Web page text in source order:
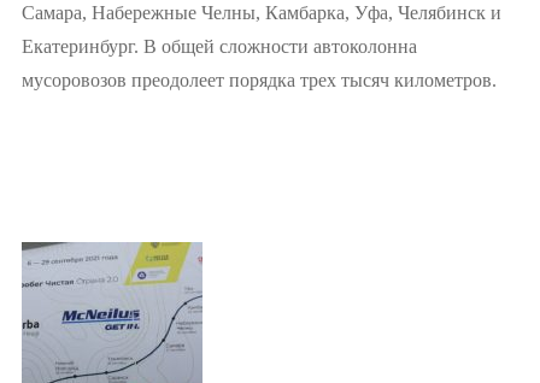
Самара, Набережные Челны, Камбарка, Уфа, Челябинск и
Екатеринбург. В общей сложности автоколонна
мусоровозов преодолеет порядка трех тысяч километров.